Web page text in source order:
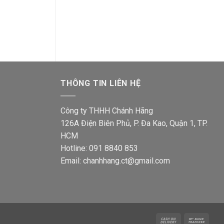
THÔNG TIN LIÊN HỆ
Công ty THHH Chánh Hãng
126A Điện Biên Phủ, P. Đa Kao, Quận 1, TP.
HCM
Hotline: 091 8840 853
Email: chanhhang.ct@gmail.com
Cash